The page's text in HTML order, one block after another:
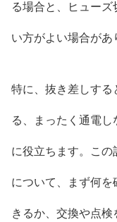
る場合と、ヒュー
い方がよい場合があ
特に、抜き差しする
る、まったく通電
に役立ちます。この
について、まず何
きるか、交換や点検